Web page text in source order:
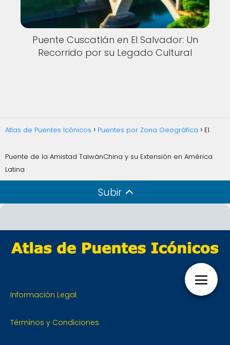
Puente Cuscatlán en El Salvador: Un
Recorrido por su Legado Cultural
Atlas de Puentes Icónicos Puentes por Zona Geográfica El
Puente de la Amistad TaiwánChina y su Extensión en América
Latina
Subir
Información Legal
Términos y Condiciones